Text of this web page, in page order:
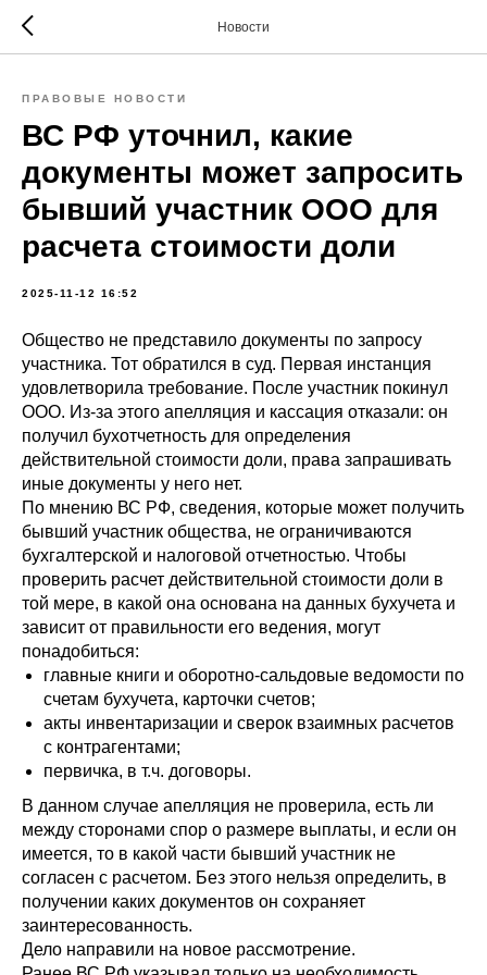
Новости
ПРАВОВЫЕ НОВОСТИ
ВС РФ уточнил, какие
документы может запросить
бывший участник ООО для
расчета стоимости доли
2025-11-12 16:52
Общество не представило документы по запросу
участника. Тот обратился в суд. Первая инстанция
удовлетворила требование. После участник покинул
ООО. Из-за этого апелляция и кассация отказали: он
получил бухотчетность для определения
действительной стоимости доли, права запрашивать
иные документы у него нет.
По мнению ВС РФ, сведения, которые может получить
бывший участник общества, не ограничиваются
бухгалтерской и налоговой отчетностью. Чтобы
проверить расчет действительной стоимости доли в
той мере, в какой она основана на данных бухучета и
зависит от правильности его ведения, могут
понадобиться:
главные книги и оборотно-сальдовые ведомости по
счетам бухучета, карточки счетов;
акты инвентаризации и сверок взаимных расчетов
с контрагентами;
первичка, в т.ч. договоры.
В данном случае апелляция не проверила, есть ли
между сторонами спор о размере выплаты, и если он
имеется, то в какой части бывший участник не
согласен с расчетом. Без этого нельзя определить, в
получении каких документов он сохраняет
заинтересованность.
Дело направили на новое рассмотрение.